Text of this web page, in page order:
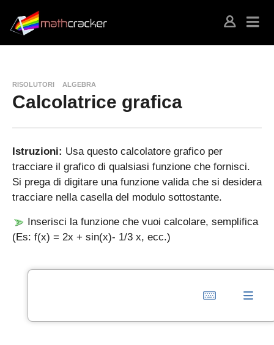
RISOLUTORI ALGEBRA
Calcolatrice grafica
Istruzioni: Usa questo calcolatore grafico per
tracciare il grafico di qualsiasi funzione che fornisci.
Si prega di digitare una funzione valida che si desidera
tracciare nella casella del modulo sottostante.
Inserisci la funzione che vuoi calcolare, semplifica
(Es: f(x) = 2x + sin(x)- 1/3 x, ecc.)